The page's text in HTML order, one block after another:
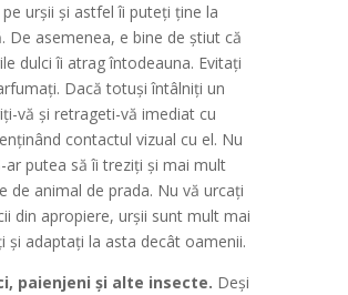
urșii și astfel îi puteți ține la
De asemenea, e bine de știut că
dulci îi atrag întodeauna. Evitați
Dacă totuși întâlniți un
vă și retrageti-vă imediat cu
contactul vizual cu el. Nu
ar putea să îi treziți și mai mult
de animal de prada. Nu vă urcați
din apropiere, urșii sunt mult mai
și adaptați la asta decât oamenii.
paienjeni și alte insecte. Deși